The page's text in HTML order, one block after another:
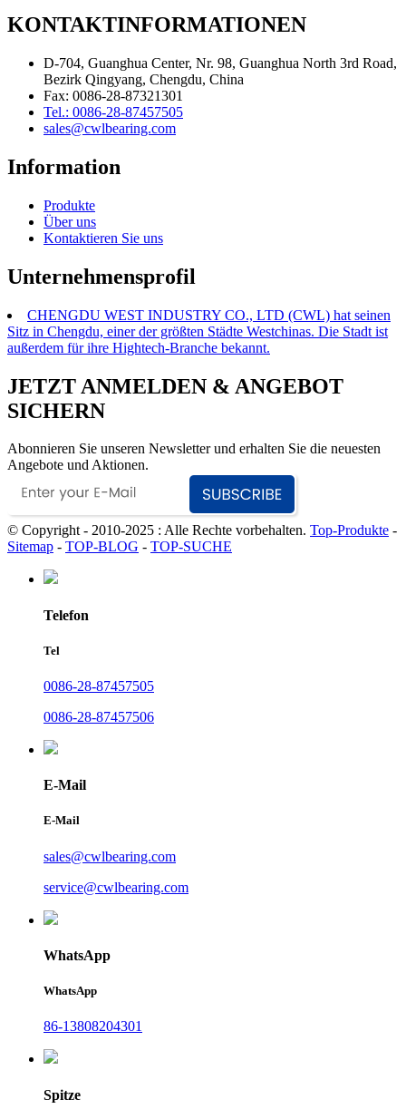
KONTAKTINFORMATIONEN
D-704, Guanghua Center, Nr. 98, Guanghua North 3rd Road,
Bezirk Qingyang, Chengdu, China
Fax: 0086-28-87321301
Tel.: 0086-28-87457505
sales@cwlbearing.com
Information
Produkte
Über uns
Kontaktieren Sie uns
Unternehmensprofil
CHENGDU WEST INDUSTRY CO., LTD (CWL) hat seinen
Sitz in Chengdu, einer der größten Städte Westchinas. Die Stadt ist
außerdem für ihre Hightech-Branche bekannt.
JETZT ANMELDEN & ANGEBOT
SICHERN
Abonnieren Sie unseren Newsletter und erhalten Sie die neuesten
Angebote und Aktionen.
© Copyright - 2010-2025 : Alle Rechte vorbehalten. Top-Produkte -
Sitemap - TOP-BLOG - TOP-SUCHE
Telefon
Tel
0086-28-87457505
0086-28-87457506
E-Mail
E-Mail
sales@cwlbearing.com
service@cwlbearing.com
WhatsApp
WhatsApp
86-13808204301
Spitze